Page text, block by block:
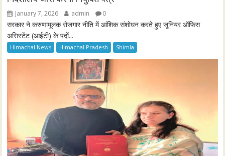
January 7, 2026 admin 0
सरकार ने करुणामूलक रोजगार नीति में आंशिक संशोधन करते हुए जूनियर ऑफिस
असिस्टेंट (आईटी) के पदों...
Himachal News Himachal Pradesh Shimla